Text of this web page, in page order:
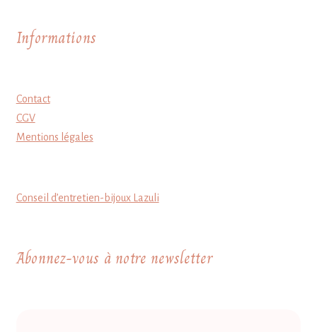
Informations
Contact
CGV
Mentions légales
Conseil d’entretien-bijoux Lazuli
Abonnez-vous à notre newsletter